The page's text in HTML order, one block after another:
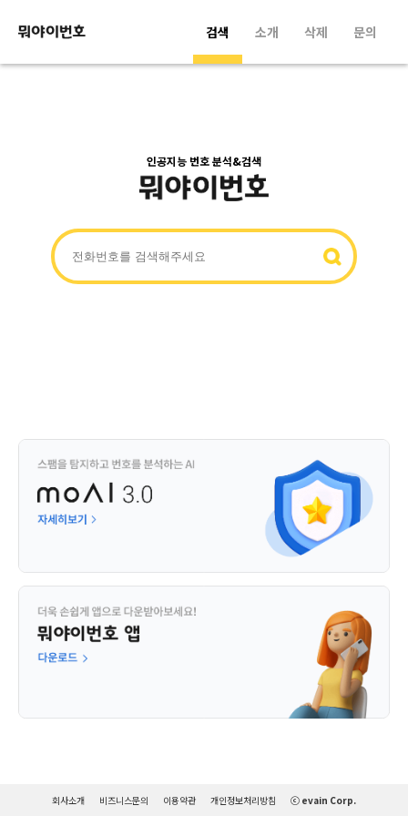
검색 소개 삭제 문의
인공지능 번호 분석&검색
회사소개 비즈니스문의 이용약관 개인정보처리방침 ⓒ evain Corp.